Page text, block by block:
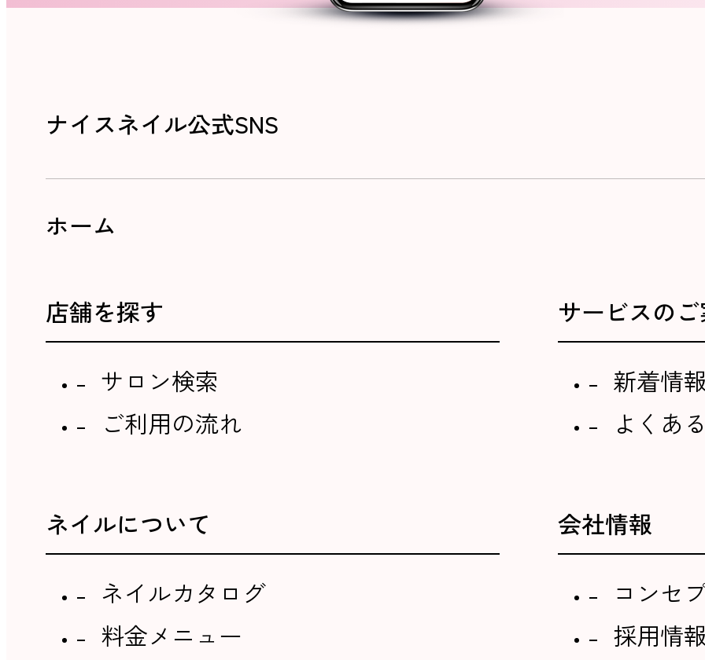
ナイスネイル公式SNS
ホーム
店舗を探す
サロン検索
ご利用の流れ
サービスの
新着情
よくあ
ネイルについて
ネイルカタログ
料金メニュー
会社情報
コンセ
採用情